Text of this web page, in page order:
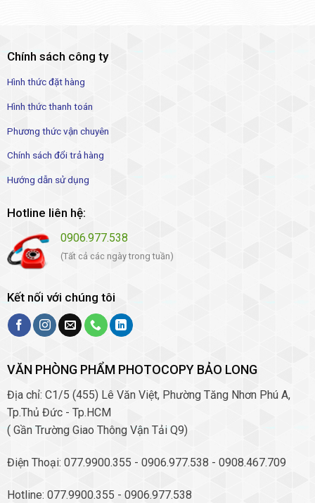
Chính sách công ty
Hình thức đặt hàng
Hình thức thanh toán
Phương thức vận chuyên
Chính sách đổi trả hàng
Hướng dẫn sử dụng
Hotline liên hệ:
0906.977.538
(Tất cả các ngày trong tuần)
Kết nối với chúng tôi
VĂN PHÒNG PHẨM PHOTOCOPY BẢO LONG
Địa chỉ: C1/5 (455) Lê Văn Việt, Phường Tăng Nhơn Phú A,
Tp.Thủ Đức - Tp.HCM
( Gần Trường Giao Thông Vận Tải Q9)
Điện Thoại: 077.9900.355 - 0906.977.538 - 0908.467.709
Hotline: 077.9900.355 - 0906.977.538